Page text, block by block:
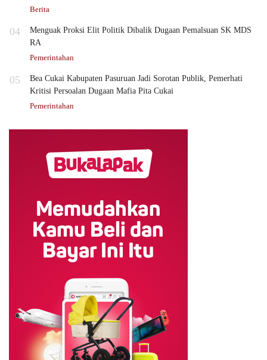
Berita
04
Menguak Proksi Elit Politik Dibalik Dugaan Pemalsuan SK MDS
RA
Pemerintahan
05
Bea Cukai Kabupaten Pasuruan Jadi Sorotan Publik, Pemerhati
Kritisi Persoalan Dugaan Mafia Pita Cukai
Pemerintahan